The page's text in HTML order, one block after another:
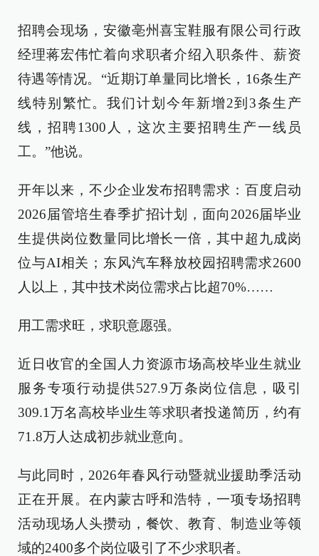
招聘会现场，安徽亳州喜宝鞋服有限公司行政
经理蒋宏伟忙着向求职者介绍入职条件、薪资
待遇等情况。“近期订单量同比增长，16条生产
线特别繁忙。我们计划今年新增2到3条生产
线，招聘1300人，这次主要招聘生产一线员
工。”他说。
开年以来，不少企业发布招聘需求：百度启动
2026届管培生春季扩招计划，面向2026届毕业
生提供岗位数量同比增长一倍，其中超九成岗
位与AI相关；东风汽车释放校园招聘需求2600
人以上，其中技术岗位需求占比超70%……
用工需求旺，求职意愿强。
近日收官的全国人力资源市场高校毕业生就业
服务专项行动提供527.9万条岗位信息，吸引
309.1万名高校毕业生等求职者投递简历，约有
71.8万人达成初步就业意向。
与此同时，2026年春风行动暨就业援助季活动
正在开展。在内蒙古呼和浩特，一项专场招聘
活动现场人头攒动，餐饮、教育、制造业等领
域的2400多个岗位吸引了不少求职者。